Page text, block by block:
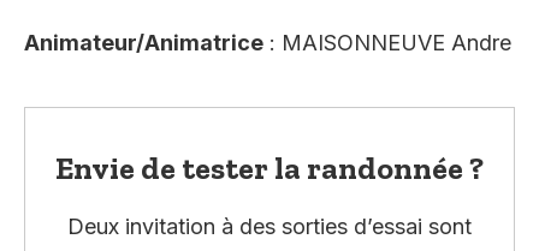
Animateur/Animatrice : MAISONNEUVE Andre
Envie de tester la randonnée ?
Deux invitation à des sorties d’essai sont